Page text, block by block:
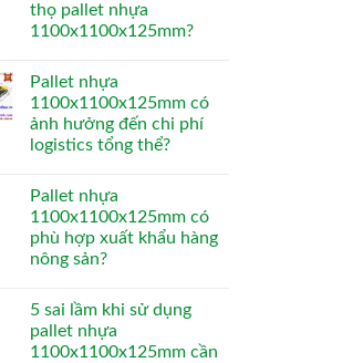
thọ pallet nhựa
1100x1100x125mm?
Pallet nhựa
1100x1100x125mm có
ảnh hưởng đến chi phí
logistics tổng thể?
Pallet nhựa
1100x1100x125mm có
phù hợp xuất khẩu hàng
nông sản?
5 sai lầm khi sử dụng
pallet nhựa
1100x1100x125mm cần